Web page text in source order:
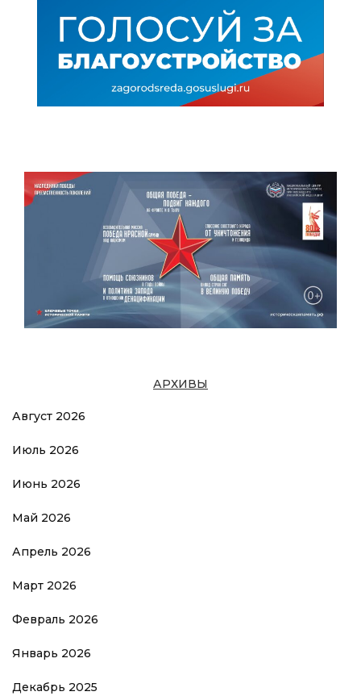
АРХИВЫ
Август 2026
Июль 2026
Июнь 2026
Май 2026
Апрель 2026
Март 2026
Февраль 2026
Январь 2026
Декабрь 2025